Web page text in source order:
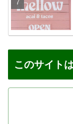
このサイト